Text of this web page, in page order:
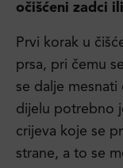
očišćeni zadci
Prvi korak u
prsa, pri čemu
se dalje
dijelu potrebno
crijeva koje se
strane, a to se